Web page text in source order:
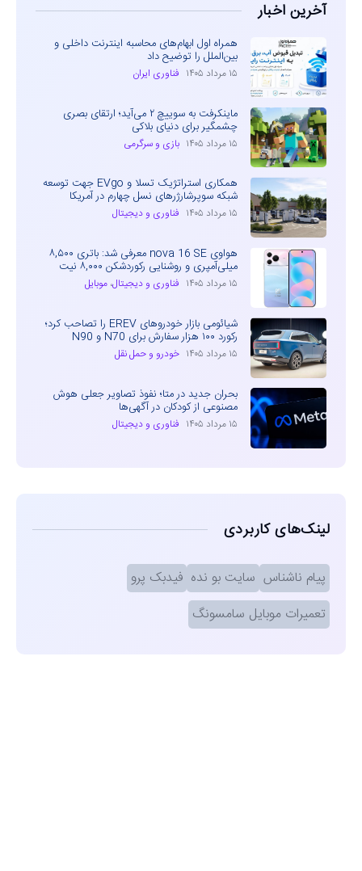
آخرین اخبار
همراه اول ابهام‌های محاسبه اینترنت داخلی و
بین‌الملل را توضیح داد
۱۵ مرداد ۱۴۰۵ فناوری ایران
ماینکرفت به سوییچ ۲ می‌آید؛ ارتقای بصری
چشمگیر برای دنیای بلاکی
۱۵ مرداد ۱۴۰۵ بازی و سرگرمی
همکاری استراتژیک تسلا و EVgo جهت توسعه
شبکه سوپرشارژرهای نسل چهارم در آمریکا
۱۵ مرداد ۱۴۰۵ فناوری و دیجیتال
هواوی nova 16 SE معرفی شد: باتری ۸,۵۰۰
میلی‌آمپری و روشنایی رکوردشکن ۸,۰۰۰ نیت
۱۵ مرداد ۱۴۰۵ فناوری و دیجیتال، موبایل
شیائومی بازار خودروهای EREV را تصاحب کرد؛
رکورد ۱۰۰ هزار سفارش برای N70 و N90
۱۵ مرداد ۱۴۰۵ خودرو و حمل نقل
بحران جدید در متا؛ نفوذ تصاویر جعلی هوش
مصنوعی از کودکان در آگهی‌ها
۱۵ مرداد ۱۴۰۵ فناوری و دیجیتال
لینک‌های کاربردی
پیام ناشناس سایت بو نده فیدبک پرو
تعمیرات موبایل سامسونگ